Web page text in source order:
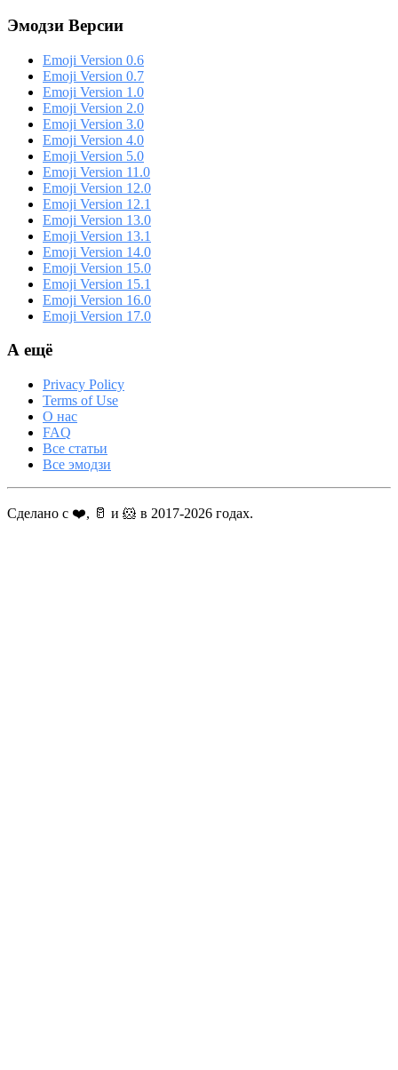
Эмодзи Версии
Emoji Version 0.6
Emoji Version 0.7
Emoji Version 1.0
Emoji Version 2.0
Emoji Version 3.0
Emoji Version 4.0
Emoji Version 5.0
Emoji Version 11.0
Emoji Version 12.0
Emoji Version 12.1
Emoji Version 13.0
Emoji Version 13.1
Emoji Version 14.0
Emoji Version 15.0
Emoji Version 15.1
Emoji Version 16.0
Emoji Version 17.0
А ещё
Privacy Policy
Terms of Use
О нас
FAQ
Все статьи
Все эмодзи
Сделано с ❤️, 🥛 и 🐹 в 2017-2026 годах.